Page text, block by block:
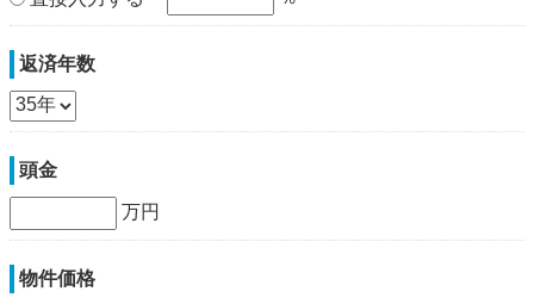
返済年数
頭金
万円
物件価格